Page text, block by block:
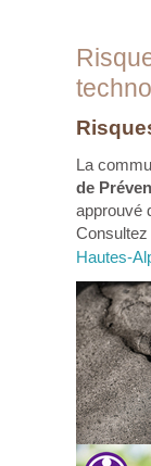
La
de
approuvé
Hautes-